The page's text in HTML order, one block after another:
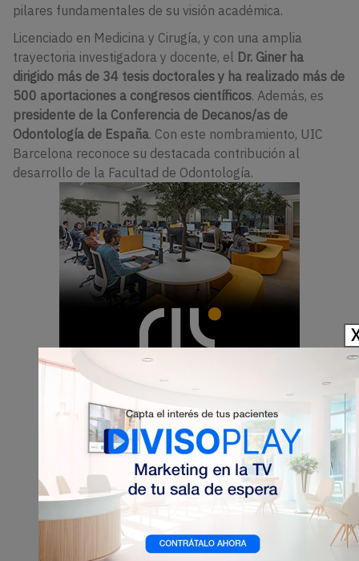
pilares fundamentales de su visión académica.
Licenciado en Medicina y Cirugía, y con una amplia
trayectoria investigadora y docente, el Dr. Giner ha
dirigido más de 34 tesis doctorales y ha realizado más de
500 aportaciones a congresos científicos. Además, es
presidente de la Conferencia de Decanos/as de
Odontología de España. Con este nombramiento, UIC
Barcelona reconoce su destacada contribución al
desarrollo de la Facultad de Odontología.